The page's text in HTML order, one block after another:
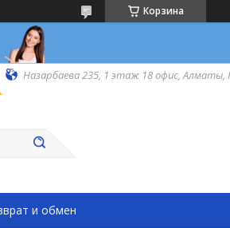
Корзина
Назарбаева 235, 1 этаж 18 офис, Алматы,
и обмен